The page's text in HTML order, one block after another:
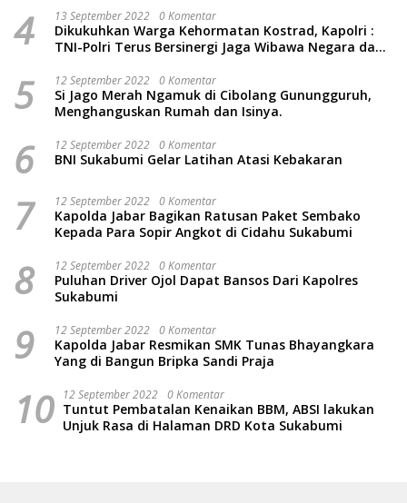
4 13 September 2022 0 Komentar
Dikukuhkan Warga Kehormatan Kostrad, Kapolri :
TNI-Polri Terus Bersinergi Jaga Wibawa Negara dan
5 12 September 2022 0 Komentar
Si Jago Merah Ngamuk di Cibolang Gunungguruh,
Menghanguskan Rumah dan Isinya.
6 12 September 2022 0 Komentar
BNI Sukabumi Gelar Latihan Atasi Kebakaran
7 12 September 2022 0 Komentar
Kapolda Jabar Bagikan Ratusan Paket Sembako
Kepada Para Sopir Angkot di Cidahu Sukabumi
8 12 September 2022 0 Komentar
Puluhan Driver Ojol Dapat Bansos Dari Kapolres
Sukabumi
9 12 September 2022 0 Komentar
Kapolda Jabar Resmikan SMK Tunas Bhayangkara
Yang di Bangun Bripka Sandi Praja
10 12 September 2022 0 Komentar
Tuntut Pembatalan Kenaikan BBM, ABSI lakukan
Unjuk Rasa di Halaman DRD Kota Sukabumi